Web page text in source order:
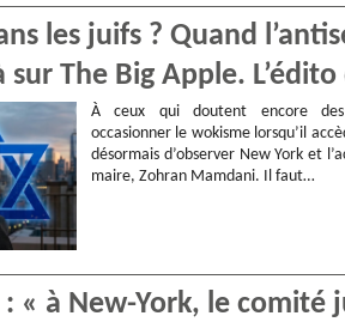
les juifs ? Quand
The Big Apple.
À ceux qui doutent encore
occasionner le wokisme lorsqu’il
désormais d’observer New York et
maire, Zohran Mamdani. Il faut…
« à New-York, le comité